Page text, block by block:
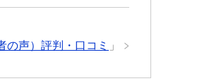
の声）評判・口コミ 」